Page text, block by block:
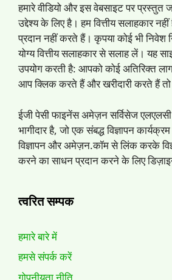
हमारे वीडियो और इस वेबसाइट पर प्रस्तुत
उद्देश्य के लिए है। हम वित्तीय सलाहकार
प्रदान नहीं करते हैं। कृपया कोई भी निवेश
योग्य वित्तीय सलाहकार से सलाह लें। यह
उपयोग करती है: आपको कोई अतिरिक्त
आप क्लिक करते हैं और खरीदारी करते हैं
ईजी पेसी फाइनेंस अमेज़न सर्विसेज एलएलसी
भागीदार है, जो एक संबद्ध विज्ञापन
विज्ञापन और अमेज़न.कॉम से लिंक करके
करने का साधन प्रदान करने के लिए
त्वरित सम्पक
हमारे बारे में
हमसे संपर्क करें
गोपनीयता नीति